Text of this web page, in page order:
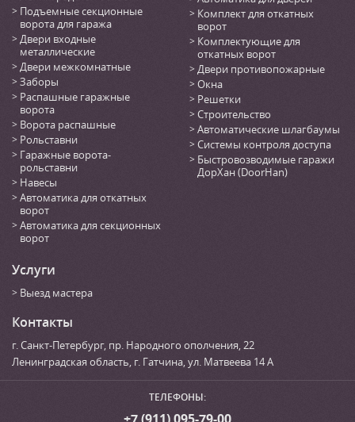
Подъемные секционные
ворота для гаража
Двери входные
металлические
Двери межкомнатные
Заборы
Распашные гаражные
ворота
Ворота распашные
Рольставни
Гаражные ворота-
рольставни
Навесы
Автоматика для откатных
ворот
Автоматика для секционных
ворот
Комплект для откатных
ворот
Комплектующие для
откатных ворот
Двери противопожарные
Окна
Решетки
Строительство
Автоматические шлагбаумы
Системы контроля доступа
Быстровозводимые гаражи
ДорХан (DoorHan)
Услуги
Выезд мастера
Контакты
г. Санкт-Петербург, пр. Народного ополчения, 22
Ленинградская область, г. Гатчина,ул. Матвеева 14 А
ТЕЛЕФОНЫ: